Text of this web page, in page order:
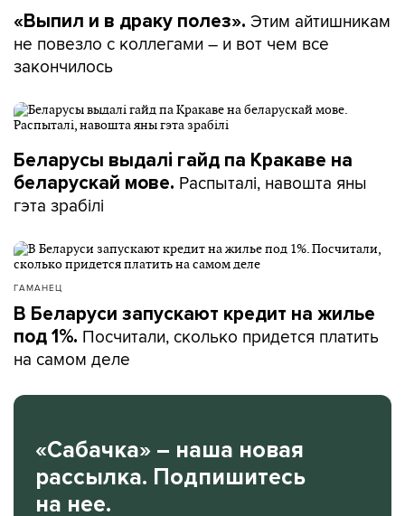
«Выпил и в драку полез». Этим айтишникам
не повезло с коллегами – и вот чем все
закончилось
Беларусы выдалі гайд па Кракаве на
беларускай мове. Распыталі, навошта яны
гэта зрабілі
ГАМАНЕЦ
В Беларуси запускают кредит на жилье
под 1%. Посчитали, сколько придется платить
на самом деле
«Сабачка» – наша новая
рассылка. Подпишитесь
на нее.